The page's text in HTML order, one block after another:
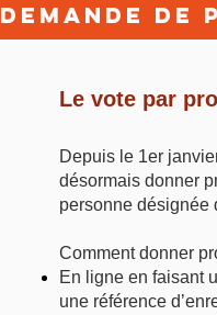
Demande
Le vote par
Depuis le 1er
désormais donner
personne désignée
Comment donner
En ligne en faisant
une référence